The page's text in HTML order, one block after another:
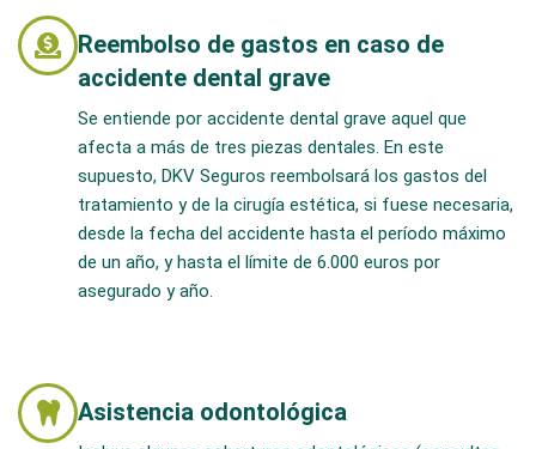
Reembolso de gastos en caso de
accidente dental grave
Se entiende por accidente dental grave aquel que
afecta a más de tres piezas dentales. En este
supuesto, DKV Seguros reembolsará los gastos del
tratamiento y de la cirugía estética, si fuese necesaria,
desde la fecha del accidente hasta el período máximo
de un año, y hasta el límite de 6.000 euros por
asegurado y año.
Asistencia odontológica